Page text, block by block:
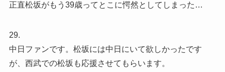
正直松坂がもう39歳ってとこに愕然としてしまった…
29.
中日ファンです。松坂には中日にいて欲しかったです
が、西武での松坂も応援させてもらいます。